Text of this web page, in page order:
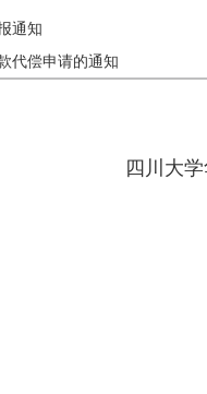
通知
代偿申请的通知
四川大